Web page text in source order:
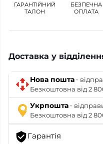
ГАРАНТІЙНИЙ
ТАЛОН
БЕЗПЕЧНА
ОПЛАТА
Доставка у
Нова пошта ·
Безкоштовна від 2
Укрпошта ·
Безкоштовна від 2
Гарантія